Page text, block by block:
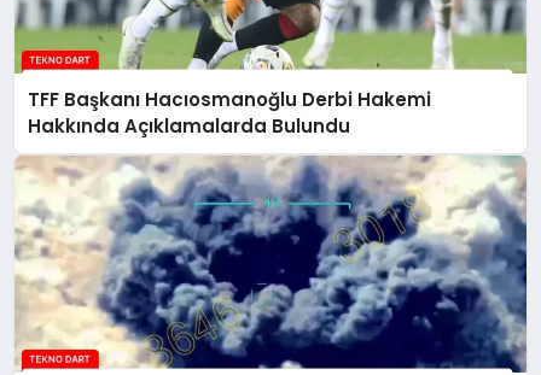
TFF Başkanı Hacıosmanoğlu Derbi Hakemi
Hakkında Açıklamalarda Bulundu